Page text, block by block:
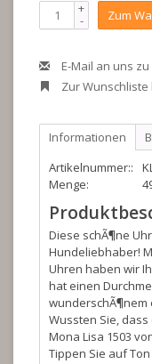
+
- Zum
E-Mail an uns
Zur
Informationen
Artikelnummer::
Menge:
Diese schÃ¶ne
Hundeliebhaber!
Uhren haben wir
hat einen
wunderschÃ¶nem
Wussten Sie,
Mona Lisa 1503
Tippen Sie auf Ton